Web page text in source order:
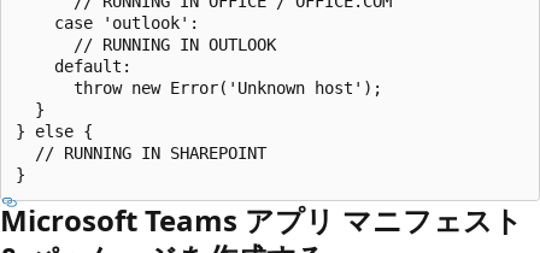
    case 'outlook':
      // RUNNING IN OUTLOOK
    default:
      throw new Error('Unknown host');
  }
} else {
  // RUNNING IN SHAREPOINT
Microsoft Teams アプリ マニフェスト